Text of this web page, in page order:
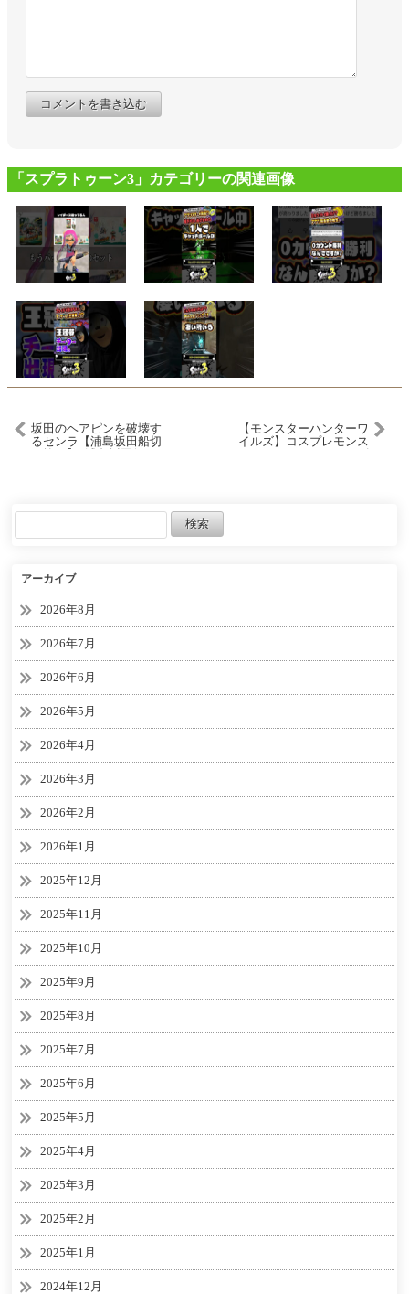
コメントを書き込む
「スプラトゥーン3」カテゴリーの関連画像
坂田のヘアピンを破壊す
るセンラ【浦島坂田船切
【モンスターハンターワ
イルズ】コスプレモンス
アーカイブ
2026年8月
2026年7月
2026年6月
2026年5月
2026年4月
2026年3月
2026年2月
2026年1月
2025年12月
2025年11月
2025年10月
2025年9月
2025年8月
2025年7月
2025年6月
2025年5月
2025年4月
2025年3月
2025年2月
2025年1月
2024年12月